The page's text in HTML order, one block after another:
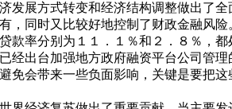
展方式转变和经济结构调整做出了
同时又比较好地控制了财政金融风
款率分别为１１．１％和２．８％，
经出台加强地方政府融资平台公司管
免会带来一些负面影响，关键是要把